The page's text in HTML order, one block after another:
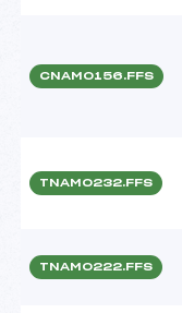
CNAM0156.FFS
TNAM0232.FFS
TNAM0222.FFS